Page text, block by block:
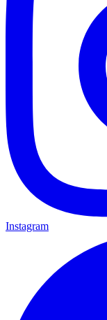
Instagram